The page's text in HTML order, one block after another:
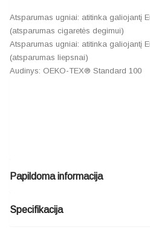
Atsparumas ugniai: atitinka galiojantį
(atsparumas cigaretės degimui)
Atsparumas ugniai: atitinka galiojantį
(atsparumas liepsnai)
Audinys: OEKO-TEX® Standard 100
Papildoma informacija
Specifikacija